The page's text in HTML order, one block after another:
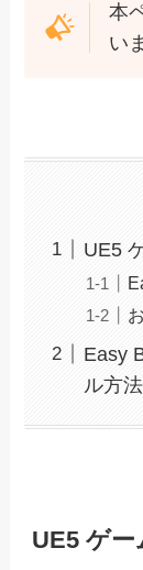
本
い
UE5
Easy
ル方法
UE5 ゲ